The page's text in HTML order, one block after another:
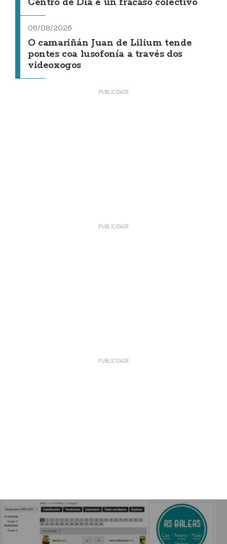
Centro de Día é un fracaso colectivo"
06/08/2026
O camariñán Juan de Lilium tende
pontes coa lusofonía a través dos
videoxogos